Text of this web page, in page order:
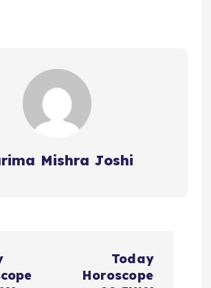
Mishra Joshi
Today
Horoscope